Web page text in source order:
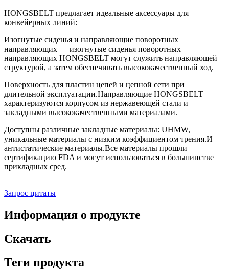
HONGSBELT предлагает идеальные аксессуары для
конвейерных линий:
Изогнутые сиденья и направляющие поворотных
направляющих — изогнутые сиденья поворотных
направляющих HONGSBELT могут служить направляющей
структурой, а затем обеспечивать высококачественный ход.
Поверхность для пластин цепей и цепной сети при
длительной эксплуатации.Направляющие HONGSBELT
характеризуются корпусом из нержавеющей стали и
закладными высококачественными материалами.
Доступны различные закладные материалы: UHMW,
уникальные материалы с низким коэффициентом трения.И
антистатические материалы.Все материалы прошли
сертификацию FDA и могут использоваться в большинстве
прикладных сред.
Запрос цитаты
Информация о продукте
Скачать
Теги продукта